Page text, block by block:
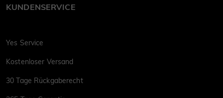
KUNDENSERVICE
Yes Service
Kostenloser Versand
30 Tage Rückgaberecht